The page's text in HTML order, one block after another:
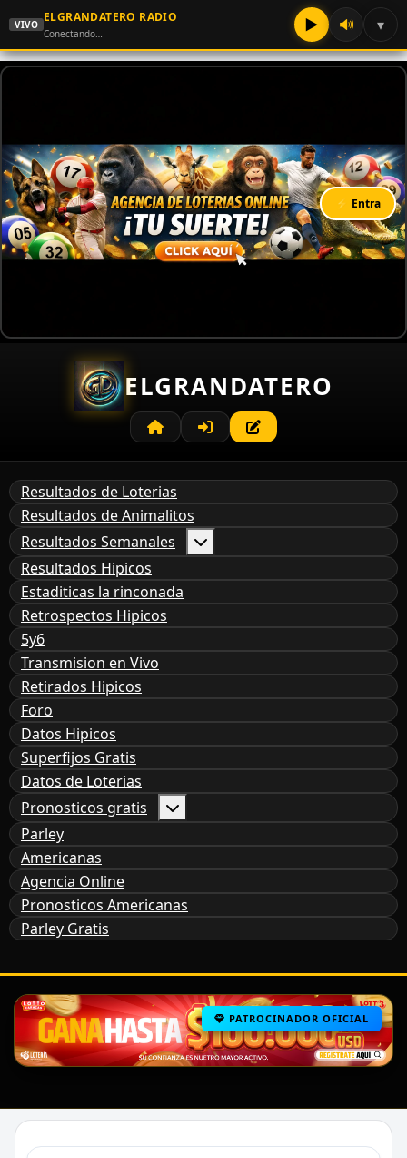
VIVO
ELGRANDATERO RADIO
Conectando… ▶ 🔊 ▾
⚡ Entra
ELGRANDATERO
Resultados de Loterias
Resultados de Animalitos
Resultados Semanales
Resultados Hipicos
Estaditicas la rinconada
Retrospectos Hipicos
5y6
Transmision en Vivo
Retirados Hipicos
Foro
Datos Hipicos
Superfijos Gratis
Datos de Loterias
Pronosticos gratis
Parley
Americanas
Agencia Online
Pronosticos Americanas
Parley Gratis
PATROCINADOR OFICIAL